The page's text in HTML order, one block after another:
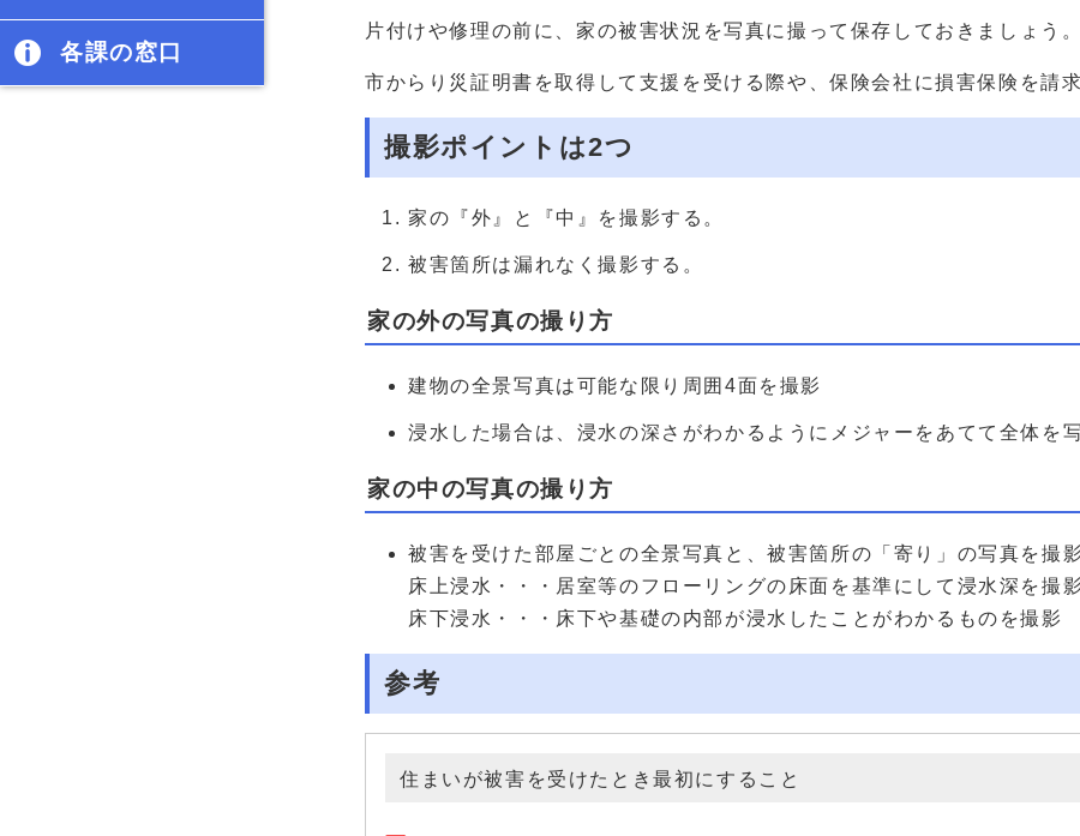
各課の窓口
片付けや修理の前に、家の被害状況を写真に撮って保存しておきましょう。
市からり災証明書を取得して支援を受ける際や、保険会社に損害保険を請
撮影ポイントは2つ
家の『外』と『中』を撮影する。
被害箇所は漏れなく撮影する。
家の外の写真の撮り方
建物の全景写真は可能な限り周囲4面を撮影
浸水した場合は、浸水の深さがわかるようにメジャーをあてて全体を
家の中の写真の撮り方
被害を受けた部屋ごとの全景写真と、被害箇所の「寄り」の写真を撮
床上浸水・・・居室等のフローリングの床面を基準にして浸水深を撮
床下浸水・・・床下や基礎の内部が浸水したことがわかるものを撮影
参考
住まいが被害を受けたとき最初にすること